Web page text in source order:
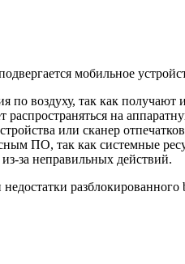
мобильное
по воздуху, так как
распространяться на
или сканер
ПО, так как системные
за неправильных действий.